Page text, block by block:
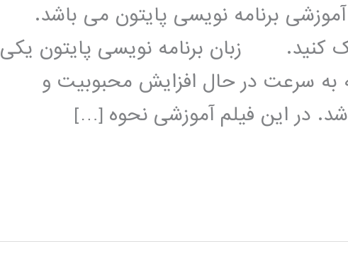
برنامه نویسی پایتون می باشد.
کنید. زبان برنامه نویسی پایتون یکی
به سرعت در حال افزایش محبوبیت و
در این فیلم آموزشی نحوه […]